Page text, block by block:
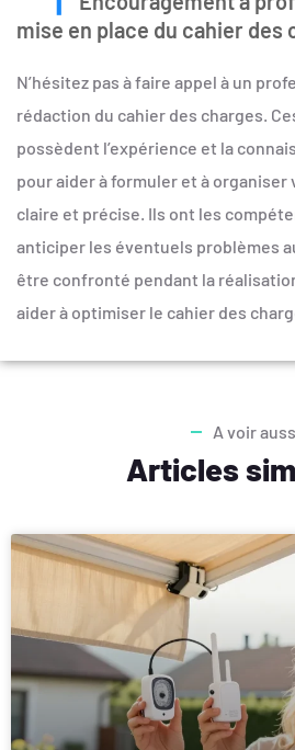
mise en place du cahier des
N’hésitez pas à faire appel à un
rédaction du cahier des charges.
possèdent l’expérience et la
pour aider à formuler et à organiser
claire et précise. Ils ont les
anticiper les éventuels problèmes
être confronté pendant la
aider à optimiser le cahier des
A voir
Articles